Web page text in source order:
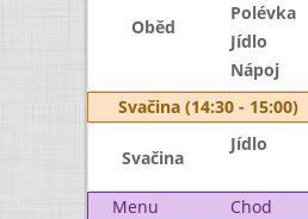
Oběd
Polévka
Jídlo
Nápoj
Svačina (14:30 - 15:00)
Svačina
Jídlo
Menu Chod